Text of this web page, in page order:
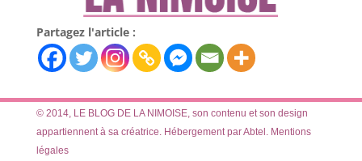
Partagez l'article :
© 2014, LE BLOG DE LA NIMOISE, son contenu et son design
appartiennent à sa créatrice. Hébergement par Abtel. Mentions
légales